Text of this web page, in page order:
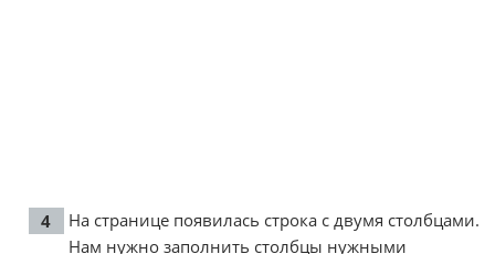
На странице появилась строка с двумя столбцами.
Нам нужно заполнить столбцы нужными